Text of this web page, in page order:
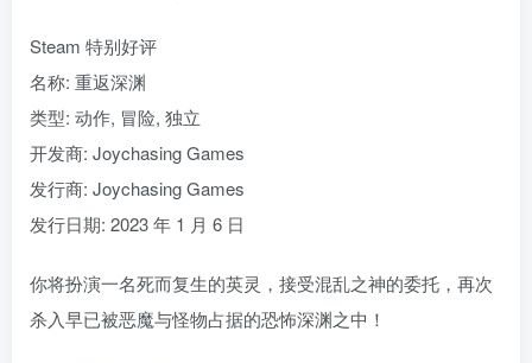
Steam 特别好评
名称: 重返深渊
类型: 动作, 冒险, 独立
开发商: Joychasing Games
发行商: Joychasing Games
发行日期: 2023 年 1 月 6 日
你将扮演一名死而复生的英灵，接受混乱之神的委托，再次
杀入早已被恶魔与怪物占据的恐怖深渊之中！